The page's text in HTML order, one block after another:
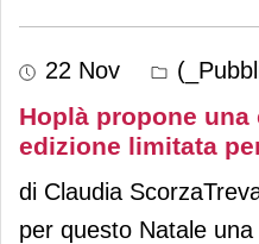
22 Nov
Hoplà propone
edizione limitata
di Claudia
per questo Natale